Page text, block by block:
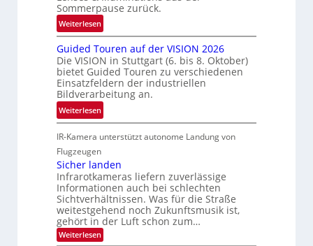
e
c
h
n
i
k
w
i
s
c
h
e
n
4
K
M
e
m
s
u
n
d
M
g
r
e
z
t
e
M
ö
g
l
i
c
h
k
e
i
t
e
Sommerpause zurück.
Weiterlesen:
R
ü
c
k
k
e
h
d
e
r
i
n
V
I
S
Guided Touren auf der VISION 2026
Die VISION in Stuttgart (6. bis 8. Oktober)
bietet Guided Touren zu verschiedenen
Einsatzfeldern der industriellen
Bildverarbeitung an.
Weiterlesen:
G
u
i
d
e
d
T
o
u
r
IR-Kamera unterstützt autonome Landung von
Flugzeugen
Sicher landen
Infrarotkameras liefern zuverlässige
Informationen auch bei schlechten
Sichtverhältnissen. Was für die Straße
weitestgehend noch Zukunftsmusik ist,
gehört in der Luft schon zum…
Weiterlesen:
S